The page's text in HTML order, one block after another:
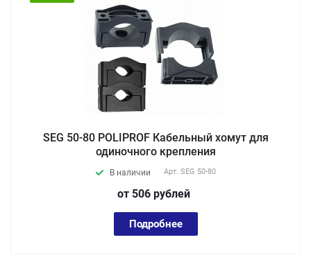
SEG 50-80 POLIPROF Кабельный хомут для
одиночного крепления
В наличии Арт. SEG 50-80
от 506 рублей
Подробнее